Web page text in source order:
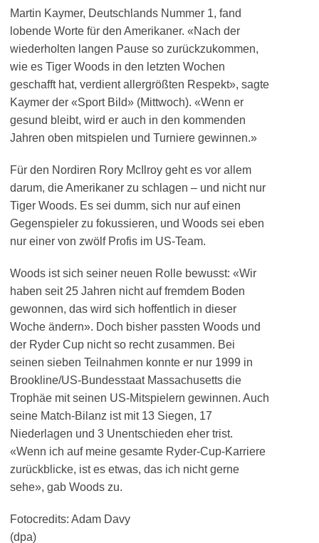
Martin Kaymer, Deutschlands Nummer 1, fand
lobende Worte für den Amerikaner. «Nach der
wiederholten langen Pause so zurückzukommen,
wie es Tiger Woods in den letzten Wochen
geschafft hat, verdient allergrößten Respekt», sagte
Kaymer der «Sport Bild» (Mittwoch). «Wenn er
gesund bleibt, wird er auch in den kommenden
Jahren oben mitspielen und Turniere gewinnen.»
Für den Nordiren Rory McIlroy geht es vor allem
darum, die Amerikaner zu schlagen – und nicht nur
Tiger Woods. Es sei dumm, sich nur auf einen
Gegenspieler zu fokussieren, und Woods sei eben
nur einer von zwölf Profis im US-Team.
Woods ist sich seiner neuen Rolle bewusst: «Wir
haben seit 25 Jahren nicht auf fremdem Boden
gewonnen, das wird sich hoffentlich in dieser
Woche ändern». Doch bisher passten Woods und
der Ryder Cup nicht so recht zusammen. Bei
seinen sieben Teilnahmen konnte er nur 1999 in
Brookline/US-Bundesstaat Massachusetts die
Trophäe mit seinen US-Mitspielern gewinnen. Auch
seine Match-Bilanz ist mit 13 Siegen, 17
Niederlagen und 3 Unentschieden eher trist.
«Wenn ich auf meine gesamte Ryder-Cup-Karriere
zurückblicke, ist es etwas, das ich nicht gerne
sehe», gab Woods zu.
Fotocredits: Adam Davy
(dpa)